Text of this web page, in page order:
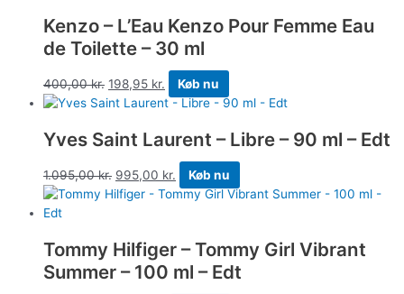
Kenzo – L’Eau Kenzo Pour Femme Eau
de Toilette – 30 ml
400,00kr. 198,95 kr. Køb nu
Yves Saint Laurent – Libre – 90 ml – Edt
1.095,00kr. 995,00 kr. Køb nu
Tommy Hilfiger – Tommy Girl Vibrant
Summer – 100 ml – Edt